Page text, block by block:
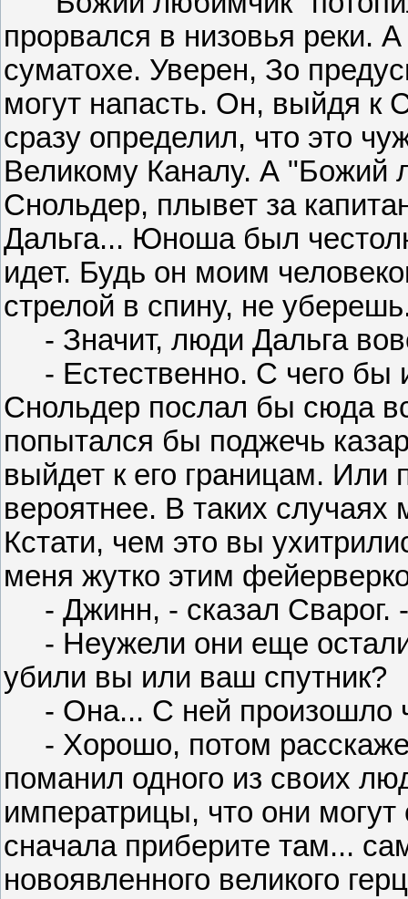
прорвался в низовья реки.
суматохе. Уверен, Зо
могут напасть. Он, выйдя к
сразу определил, что это
Великому Каналу. А "Божий
Снольдер, плывет за
Дальга... Юноша был
идет. Будь он моим
стрелой в спину, не
- Значит, люди Дальга
- Естественно. С чего бы
Снольдер послал бы сюда
попытался бы поджечь
выйдет к его границам. Или
вероятнее. В таких
Кстати, чем это вы
меня жутко этим
- Джинн, - сказал Сварог.
- Неужели они еще
убили вы или ваш спутник?
- Она... С ней произошло
- Хорошо, потом
поманил одного из своих
императрицы, что они могут
сначала приберите там...
новоявленного великого